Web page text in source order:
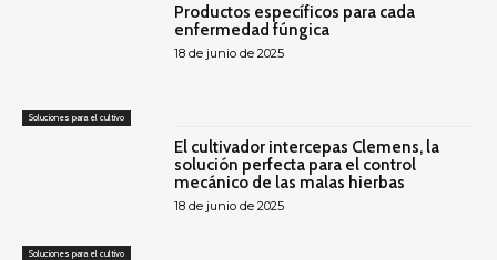
Soluciones para el cultivo
Productos específicos para cada
enfermedad fúngica
18 de junio de 2025
Soluciones para el cultivo
El cultivador intercepas Clemens, la
solución perfecta para el control
mecánico de las malas hierbas
18 de junio de 2025